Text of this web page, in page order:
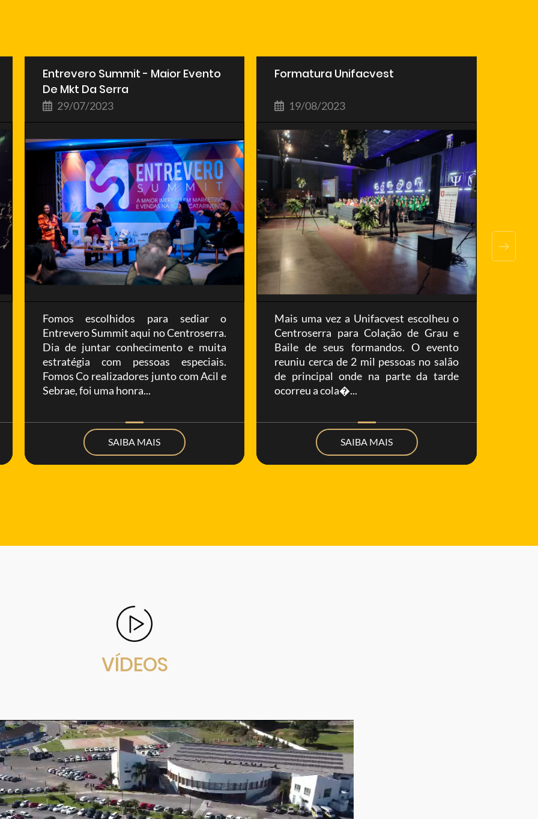
Entrevero Summit - Maior Evento
De Mkt Da Serra
29/07/2023
Fomos escolhidos para sediar o
Entrevero Summit aqui no Centroserra.
Dia de juntar conhecimento e muita
estratégia com pessoas especiais.
Fomos Co realizadores junto com Acil e
Sebrae, foi uma honra...
SAIBA MAIS
Formatura Unifacvest
19/08/2023
Mais uma vez a Unifacvest escolheu o
Centroserra para Colação de Grau e
Baile de seus formandos. O evento
reuniu cerca de 2 mil pessoas no salão
de principal onde na parte da tarde
ocorreu a cola�...
SAIBA MAIS
VÍDEOS